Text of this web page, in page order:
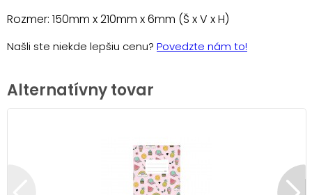
Rozmer: 150mm x 210mm x 6mm (Š x V x H)
Našli ste niekde lepšiu cenu? Povedzte nám to!
Alternatívny tovar